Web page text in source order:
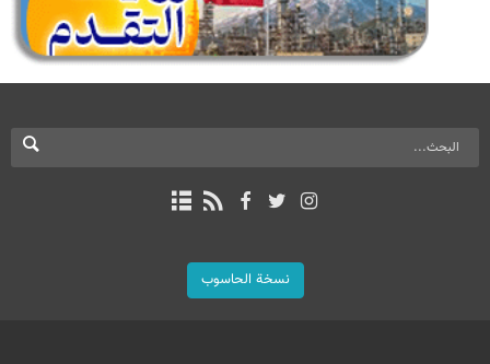
نسخة الحاسوب